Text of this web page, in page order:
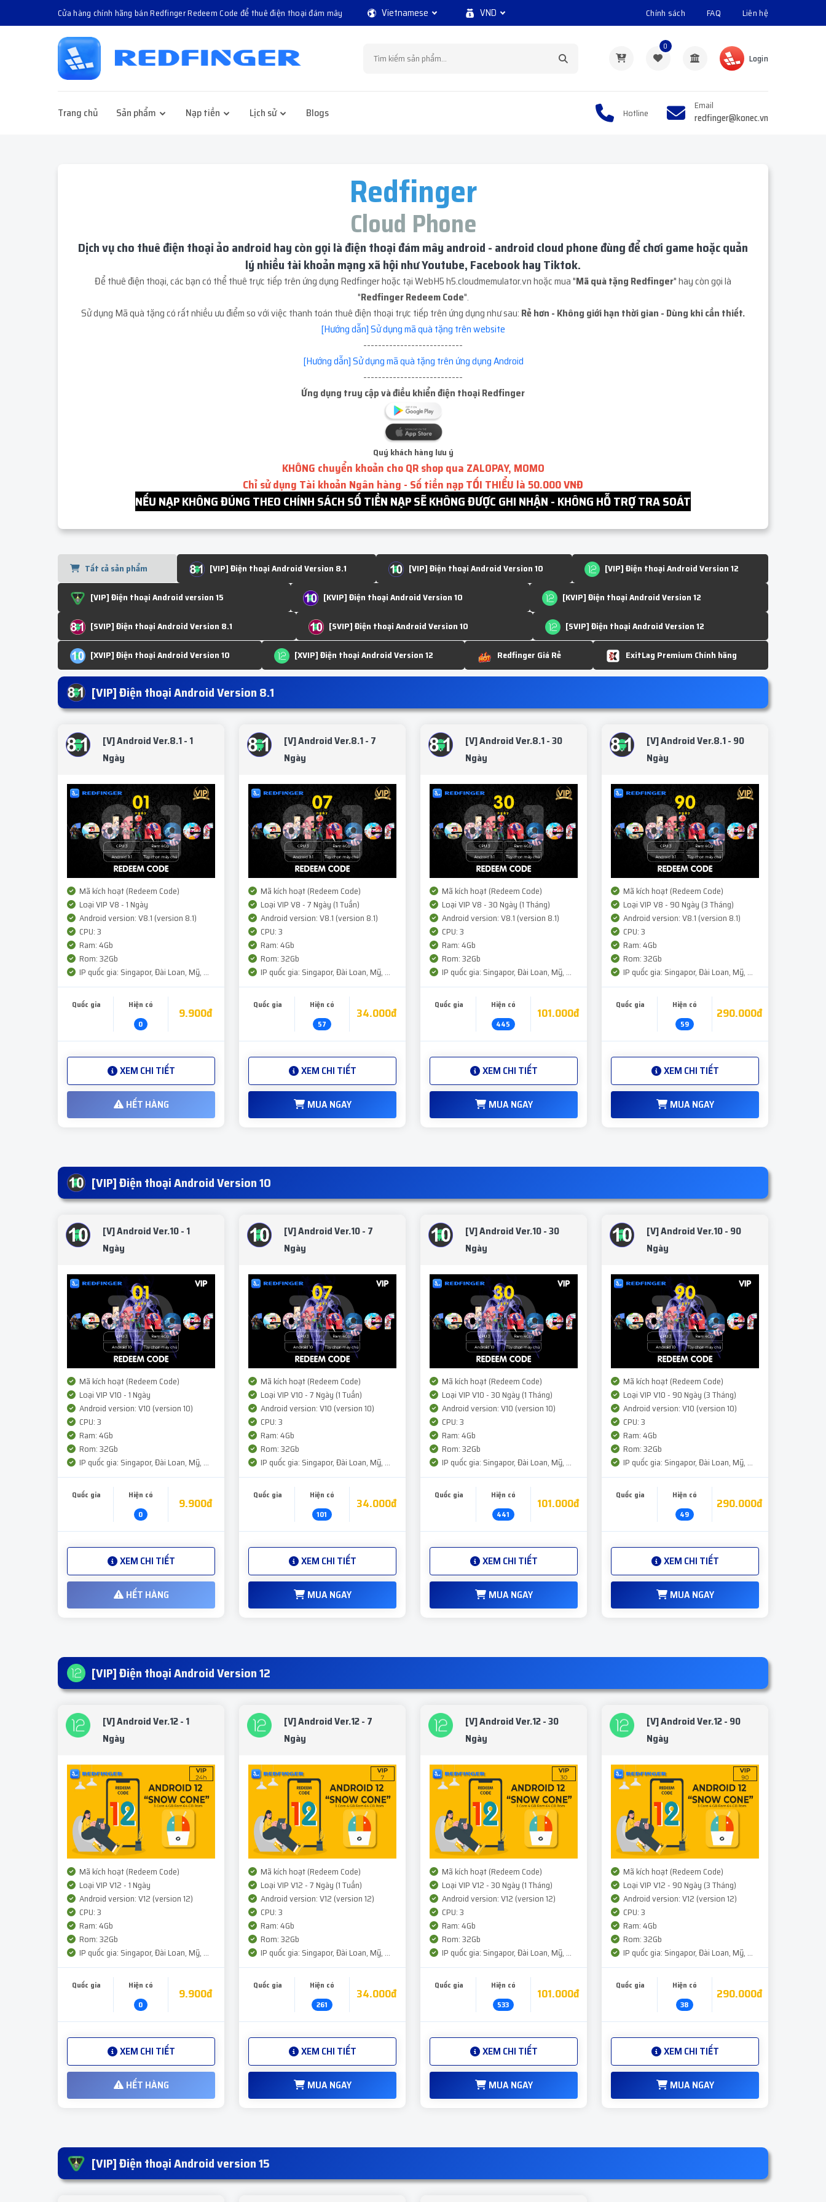
Cửa hàng chính hãng bán Redfinger Redeem Code để thuê điện thoại đám mây Vietnamese VND Chính sách FAQ Liên hệ
0
Login
Trang chủ Sản phẩm Nạp tiền Lịch sử Blogs Hotline
Email
redfinger@konec.vn
Redfinger
Cloud Phone
Dịch vụ cho thuê điện thoại ảo android hay còn gọi là điện thoại đám mây android - android cloud phone đùng để chơi game hoặc quản
lý nhiều tài khoản mạng xã hội như Youtube, Facebook hay Tiktok.
Để thuê điện thoại, các bạn có thể thuê trực tiếp trên ứng dụng Redfinger hoặc tại WebH5 h5.cloudmemulator.vn hoặc mua "Mã quà tặng Redfinger" hay còn gọi là
"Redfinger Redeem Code".
Sử dụng Mã quà tặng có rất nhiều ưu điểm so với việc thanh toán thuê điện thoại trực tiếp trên ứng dụng như sau: Rẻ hơn - Không giới hạn thời gian - Dùng khi cần thiết.
[Hướng dẫn] Sử dụng mã quà tặng trên website
---------------------------
[Hướng dẫn] Sử dụng mã quà tặng trên ứng dụng Android
---------------------------
Ứng dụng truy cập và điều khiển điện thoại Redfinger
Quý khách hàng lưu ý
KHÔNG chuyển khoản cho QR shop qua ZALOPAY, MOMO
Chỉ sử dụng Tài khoản Ngân hàng - Số tiền nạp TỐI THIỂU là 50.000 VNĐ
NẾU NẠP KHÔNG ĐÚNG THEO CHÍNH SÁCH SỐ TIỀN NẠP SẼ KHÔNG ĐƯỢC GHI NHẬN - KHÔNG HỖ TRỢ TRA SOÁT
Tất cả sản phẩm [VIP] Điện thoại Android Version 8.1 [VIP] Điện thoại Android Version 10 [VIP] Điện thoại Android Version 12
[VIP] Điện thoại Android version 15 [KVIP] Điện thoại Android Version 10 [KVIP] Điện thoại Android Version 12
[SVIP] Điện thoại Android Version 8.1 [SVIP] Điện thoại Android Version 10 [SVIP] Điện thoại Android Version 12
[XVIP] Điện thoại Android Version 10 [XVIP] Điện thoại Android Version 12 Redfinger Giá Rẻ ExitLag Premium Chính hãng
[VIP] Điện thoại Android Version 8.1
[V] Android Ver.8.1 - 1
Ngày
Mã kích hoạt (Redeem Code)
Loại VIP V8 - 1 Ngày
Android version: V8.1 (version 8.1)
CPU: 3
Ram: 4Gb
Rom: 32Gb
IP quốc gia: Singapor, Đài Loan, Mỹ, ...
Quốc gia
Hiện có
0
9.900đ
XEM CHI TIẾT
HẾT HÀNG
[V] Android Ver.8.1 - 7
Ngày
Mã kích hoạt (Redeem Code)
Loại VIP V8 - 7 Ngày (1 Tuần)
Android version: V8.1 (version 8.1)
CPU: 3
Ram: 4Gb
Rom: 32Gb
IP quốc gia: Singapor, Đài Loan, Mỹ, ...
Quốc gia
Hiện có
57
34.000đ
XEM CHI TIẾT
MUA NGAY
[V] Android Ver.8.1 - 30
Ngày
Mã kích hoạt (Redeem Code)
Loại VIP V8 - 30 Ngày (1 Tháng)
Android version: V8.1 (version 8.1)
CPU: 3
Ram: 4Gb
Rom: 32Gb
IP quốc gia: Singapor, Đài Loan, Mỹ, ...
Quốc gia
Hiện có
445
101.000đ
XEM CHI TIẾT
MUA NGAY
[V] Android Ver.8.1 - 90
Ngày
Mã kích hoạt (Redeem Code)
Loại VIP V8 - 90 Ngày (3 Tháng)
Android version: V8.1 (version 8.1)
CPU: 3
Ram: 4Gb
Rom: 32Gb
IP quốc gia: Singapor, Đài Loan, Mỹ, ...
Quốc gia
Hiện có
59
290.000đ
XEM CHI TIẾT
MUA NGAY
[VIP] Điện thoại Android Version 10
[V] Android Ver.10 - 1
Ngày
Mã kích hoạt (Redeem Code)
Loại VIP V10 - 1 Ngày
Android version: V10 (version 10)
CPU: 3
Ram: 4Gb
Rom: 32Gb
IP quốc gia: Singapor, Đài Loan, Mỹ, ...
Quốc gia
Hiện có
0
9.900đ
XEM CHI TIẾT
HẾT HÀNG
[V] Android Ver.10 - 7
Ngày
Mã kích hoạt (Redeem Code)
Loại VIP V10 - 7 Ngày (1 Tuần)
Android version: V10 (version 10)
CPU: 3
Ram: 4Gb
Rom: 32Gb
IP quốc gia: Singapor, Đài Loan, Mỹ, ...
Quốc gia
Hiện có
101
34.000đ
XEM CHI TIẾT
MUA NGAY
[V] Android Ver.10 - 30
Ngày
Mã kích hoạt (Redeem Code)
Loại VIP V10 - 30 Ngày (1 Tháng)
Android version: V10 (version 10)
CPU: 3
Ram: 4Gb
Rom: 32Gb
IP quốc gia: Singapor, Đài Loan, Mỹ, ...
Quốc gia
Hiện có
441
101.000đ
XEM CHI TIẾT
MUA NGAY
[V] Android Ver.10 - 90
Ngày
Mã kích hoạt (Redeem Code)
Loại VIP V10 - 90 Ngày (3 Tháng)
Android version: V10 (version 10)
CPU: 3
Ram: 4Gb
Rom: 32Gb
IP quốc gia: Singapor, Đài Loan, Mỹ, ...
Quốc gia
Hiện có
49
290.000đ
XEM CHI TIẾT
MUA NGAY
[VIP] Điện thoại Android Version 12
[V] Android Ver.12 - 1
Ngày
Mã kích hoạt (Redeem Code)
Loại VIP V12 - 1 Ngày
Android version: V12 (version 12)
CPU: 3
Ram: 4Gb
Rom: 32Gb
IP quốc gia: Singapor, Đài Loan, Mỹ, ...
Quốc gia
Hiện có
0
9.900đ
XEM CHI TIẾT
HẾT HÀNG
[V] Android Ver.12 - 7
Ngày
Mã kích hoạt (Redeem Code)
Loại VIP V12 - 7 Ngày (1 Tuần)
Android version: V12 (version 12)
CPU: 3
Ram: 4Gb
Rom: 32Gb
IP quốc gia: Singapor, Đài Loan, Mỹ, ...
Quốc gia
Hiện có
261
34.000đ
XEM CHI TIẾT
MUA NGAY
[V] Android Ver.12 - 30
Ngày
Mã kích hoạt (Redeem Code)
Loại VIP V12 - 30 Ngày (1 Tháng)
Android version: V12 (version 12)
CPU: 3
Ram: 4Gb
Rom: 32Gb
IP quốc gia: Singapor, Đài Loan, Mỹ, ...
Quốc gia
Hiện có
533
101.000đ
XEM CHI TIẾT
MUA NGAY
[V] Android Ver.12 - 90
Ngày
Mã kích hoạt (Redeem Code)
Loại VIP V12 - 90 Ngày (3 Tháng)
Android version: V12 (version 12)
CPU: 3
Ram: 4Gb
Rom: 32Gb
IP quốc gia: Singapor, Đài Loan, Mỹ, ...
Quốc gia
Hiện có
38
290.000đ
XEM CHI TIẾT
MUA NGAY
[VIP] Điện thoại Android version 15